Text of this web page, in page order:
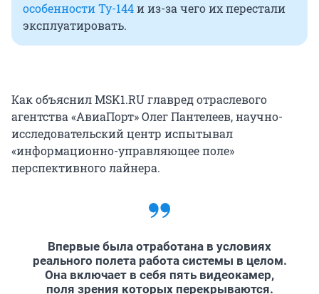
особенности Ту-144и из-за чего их перестали
эксплуатировать.
Как объяснил MSK1.RU главред отраслевого
агентства «АвиаПорт» Олег Пантелеев, научно-
исследовательский центр испытывал
«информационно-управляющее поле»
перспективного лайнера.
Впервые была отработана в условиях
реального полета работа системы в целом.
Она включает в себя пять видеокамер,
поля зрения которых перекрываются.